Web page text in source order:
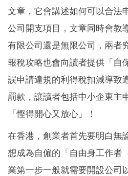
文章，它會講述如何可以合法
公司開支項目，文章同時會教
有限公司還是無限公司，兩者
報稅攻略也會向讀者提供「自
誤申請違規的利得稅扣減導致
罰款，讓讀者包括中小企東主
「慳得開心又放心」！
在香港，創業者首先要明白無
想成為自僱的「自由身工作者
業第一步一般就需要開設公司